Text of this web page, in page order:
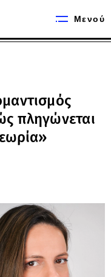
Μενού
πληγώνεται